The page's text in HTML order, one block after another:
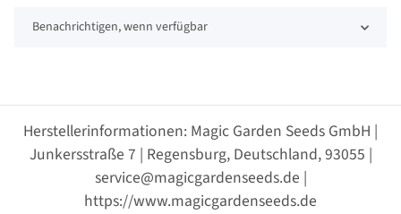
Benachrichtigen, wenn verfügbar
Herstellerinformationen: Magic Garden Seeds GmbH |
Junkersstraße 7 | Regensburg, Deutschland, 93055 |
service@magicgardenseeds.de |
https://www.magicgardenseeds.de